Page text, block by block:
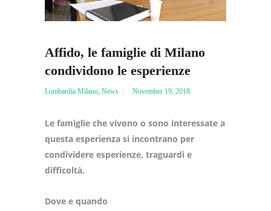
Affido, le famiglie di Milano
condividono le esperienze
Lombardia Milano News November 19, 2018
Le famiglie che vivono o sono interessate a
questa esperienza si incontrano per
condividere esperienze, traguardi e
difficoltà.
Dove e quando